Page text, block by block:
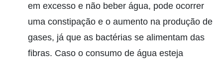
em excesso e não beber água, pode ocorrer
uma constipação e o aumento na produção de
gases, já que as bactérias se alimentam das
fibras. Caso o consumo de água esteja